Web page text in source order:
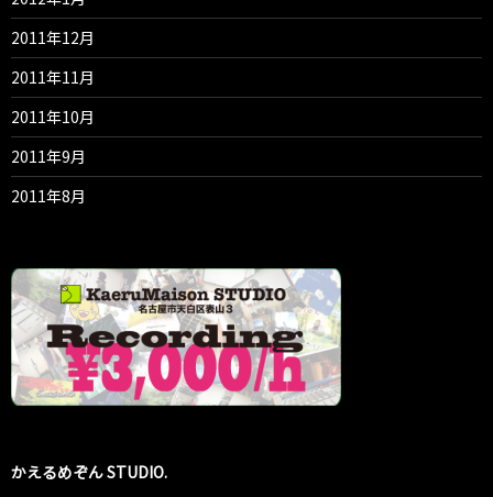
2011年12月
2011年11月
2011年10月
2011年9月
2011年8月
かえるめぞん STUDIO.